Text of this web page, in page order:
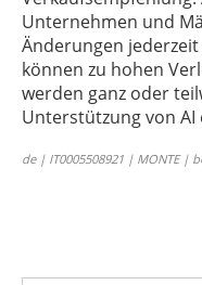
Unternehmen und
Änderungen
können zu hohen
werden ganz oder
Unterstützung von
de | IT0005508921 | MONTE |